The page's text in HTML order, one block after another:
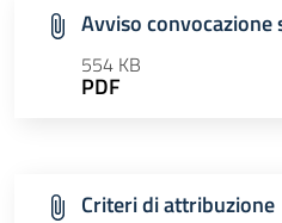
Avviso
554 KB
PDF
Criteri di attribuzione